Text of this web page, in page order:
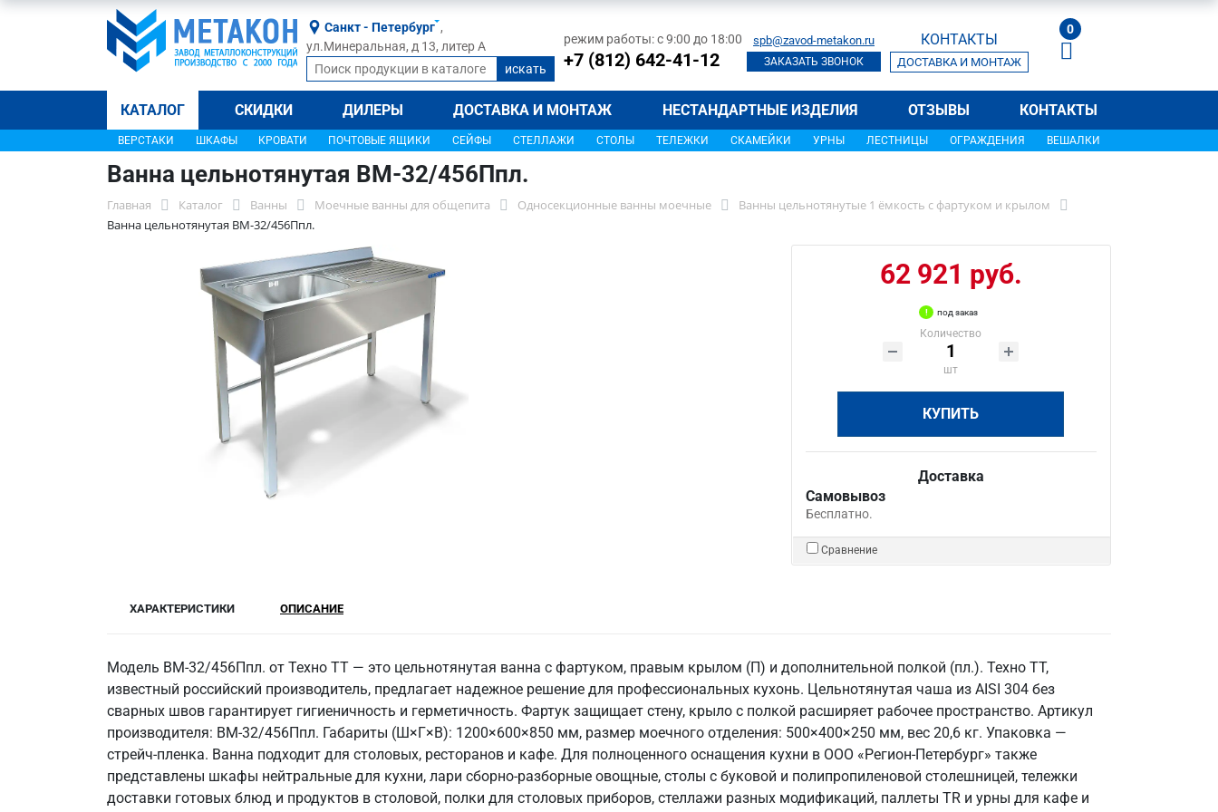
Санкт - Петербург ,
ул.Минеральная, д 13, литер А
режим работы: с 9:00 до 18:00
+7 (812) 642-41-12
spb@zavod-metakon.ru
ЗАКАЗАТЬ ЗВОНОК
КОНТАКТЫ
ДОСТАВКА И МОНТАЖ
0
КАТАЛОГ СКИДКИ ДИЛЕРЫ ДОСТАВКА И МОНТАЖ НЕСТАНДАРТНЫЕ ИЗДЕЛИЯ ОТЗЫВЫ КОНТАКТЫ
ВЕРСТАКИ ШКАФЫ КРОВАТИ ПОЧТОВЫЕ ЯЩИКИ СЕЙФЫ СТЕЛЛАЖИ СТОЛЫ ТЕЛЕЖКИ СКАМЕЙКИ УРНЫ ЛЕСТНИЦЫ ОГРАЖДЕНИЯ ВЕШАЛКИ
Ванна цельнотянутая ВМ-32/456Ппл.
Главная Каталог Ванны Моечные ванны для общепита Односекционные ванны моечные
Ванны цельнотянутые 1 ёмкость с фартуком и крылом
Ванна цельнотянутая ВМ-32/456Ппл.
62 921 руб.
под заказ
Количество
шт
КУПИТЬ
Доставка
Самовывоз
Бесплатно.
Сравнение
ХАРАКТЕРИСТИКИ ОПИСАНИЕ
Модель ВМ-32/456Ппл. от Техно ТТ — это цельнотянутая ванна с фартуком, правым крылом (П) и дополнительной полкой (пл.). Техно ТТ,
известный российский производитель, предлагает надежное решение для профессиональных кухонь. Цельнотянутая чаша из AISI 304 без
сварных швов гарантирует гигиеничность и герметичность. Фартук защищает стену, крыло с полкой расширяет рабочее пространство. Артикул
производителя: ВМ-32/456Ппл. Габариты (Ш×Г×В): 1200×600×850 мм, размер моечного отделения: 500×400×250 мм, вес 20,6 кг. Упаковка —
стрейч-пленка. Ванна подходит для столовых, ресторанов и кафе. Для полноценного оснащения кухни в ООО «Регион-Петербург» также
представлены шкафы нейтральные для кухни, лари сборно-разборные овощные, столы с буковой и полипропиленовой столешницей, тележки
доставки готовых блюд и продуктов в столовой, полки для столовых приборов, стеллажи разных модификаций, паллеты TR и урны для кафе и